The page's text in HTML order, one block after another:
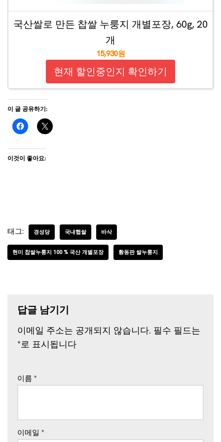
국산쌀로 만든 찹쌀 누룽지 개별포장, 60g, 20
개
15,930원
현재 할인중인지 확인하기
이 글 공유하기:
이것이 좋아요:
태그: 경성당 국내햅쌀 바삭
현미 찹쌀누룽지 100 % 국산 개별포장 황동판 쌀누룽지
답글 남기기
이메일 주소는 공개되지 않습니다. 필수 필드는
*로 표시됩니다
이름 *
이메일 *